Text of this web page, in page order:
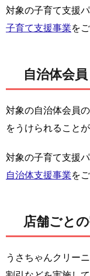
対象の子育て支援パ
子育て支援事業を
自治体会員
対象の自治体会員
をうけられることが
対象の子育て支援パ
自治体支援事業を
店舗ごとの
うさちゃんクリー